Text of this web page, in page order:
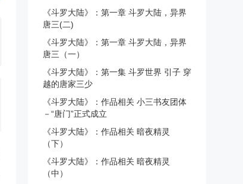
《斗罗大陆》：第一章 斗罗大陆，异界
唐三(二)
《斗罗大陆》：第一章 斗罗大陆，异界
唐三（一）
《斗罗大陆》：第一集 斗罗世界 引子 穿
越的唐家三少
《斗罗大陆》：作品相关 小三书友团体
－“唐门”正式成立
《斗罗大陆》：作品相关 暗夜精灵
（下）
《斗罗大陆》：作品相关 暗夜精灵
（中）